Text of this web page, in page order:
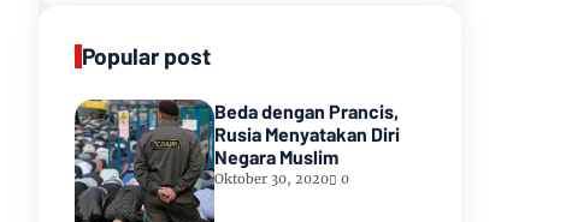
Popular post
Beda dengan Prancis,
Rusia Menyatakan Diri
Negara Muslim
Oktober 30, 2020 0